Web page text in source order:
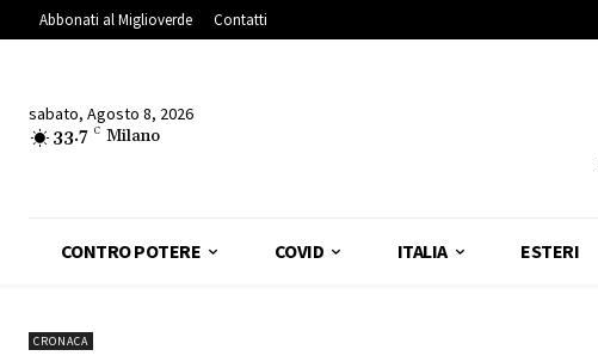
Abbonati al Miglioverde Contatti
sabato, Agosto 8, 2026
33.7 C Milano
CONTRO POTERE COVID ITALIA ESTERI
CRONACA